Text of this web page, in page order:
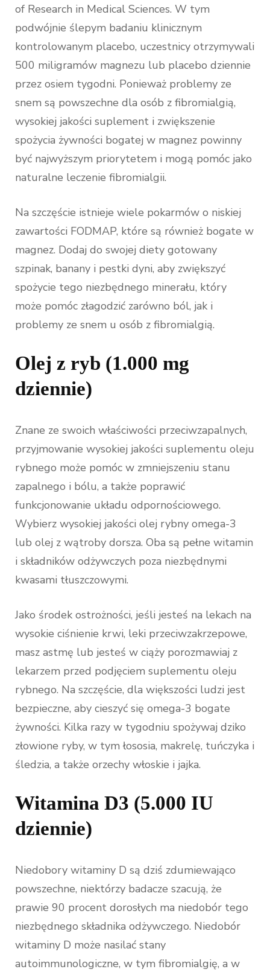
of Research in Medical Sciences. W tym
podwójnie ślepym badaniu klinicznym
kontrolowanym placebo, uczestnicy otrzymywali
500 miligramów magnezu lub placebo dziennie
przez osiem tygodni. Ponieważ problemy ze
snem są powszechne dla osób z fibromialgią,
wysokiej jakości suplement i zwiększenie
spożycia żywności bogatej w magnez powinny
być najwyższym priorytetem i mogą pomóc jako
naturalne leczenie fibromialgii.
Na szczęście istnieje wiele pokarmów o niskiej
zawartości FODMAP, które są również bogate w
magnez. Dodaj do swojej diety gotowany
szpinak, banany i pestki dyni, aby zwiększyć
spożycie tego niezbędnego minerału, który
może pomóc złagodzić zarówno ból, jak i
problemy ze snem u osób z fibromialgią.
Olej z ryb (1.000 mg
dziennie)
Znane ze swoich właściwości przeciwzapalnych,
przyjmowanie wysokiej jakości suplementu oleju
rybnego może pomóc w zmniejszeniu stanu
zapalnego i bólu, a także poprawić
funkcjonowanie układu odpornościowego.
Wybierz wysokiej jakości olej rybny omega-3
lub olej z wątroby dorsza. Oba są pełne witamin
i składników odżywczych poza niezbędnymi
kwasami tłuszczowymi.
Jako środek ostrożności, jeśli jesteś na lekach na
wysokie ciśnienie krwi, leki przeciwzakrzepowe,
masz astmę lub jesteś w ciąży porozmawiaj z
lekarzem przed podjęciem suplementu oleju
rybnego. Na szczęście, dla większości ludzi jest
bezpieczne, aby cieszyć się omega-3 bogate
żywności. Kilka razy w tygodniu spożywaj dziko
złowione ryby, w tym łososia, makrelę, tuńczyka i
śledzia, a także orzechy włoskie i jajka.
Witamina D3 (5.000 IU
dziennie)
Niedobory witaminy D są dziś zdumiewająco
powszechne, niektórzy badacze szacują, że
prawie 90 procent dorosłych ma niedobór tego
niezbędnego składnika odżywczego. Niedobór
witaminy D może nasilać stany
autoimmunologiczne, w tym fibromialgię, a w